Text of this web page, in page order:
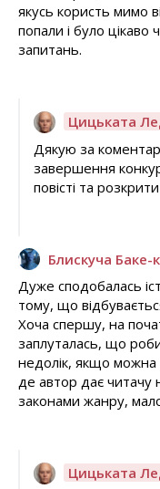
якусь користь мимо
попали і було
запитань.
Цицьката
Дякую за
завершення
повісті та
Блискуча Баке-
Дуже сподобалась
тому, що
Хоча спершу, на
заплуталась, що
недолік, якщо можна
де автор дає читачу
законами жанру,
Цицьката